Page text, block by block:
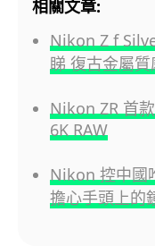
相關文章:
Nikon Z f
睇 復古金屬
Nikon ZR 首
6K RAW
Nikon 控中國
擔心手頭上的